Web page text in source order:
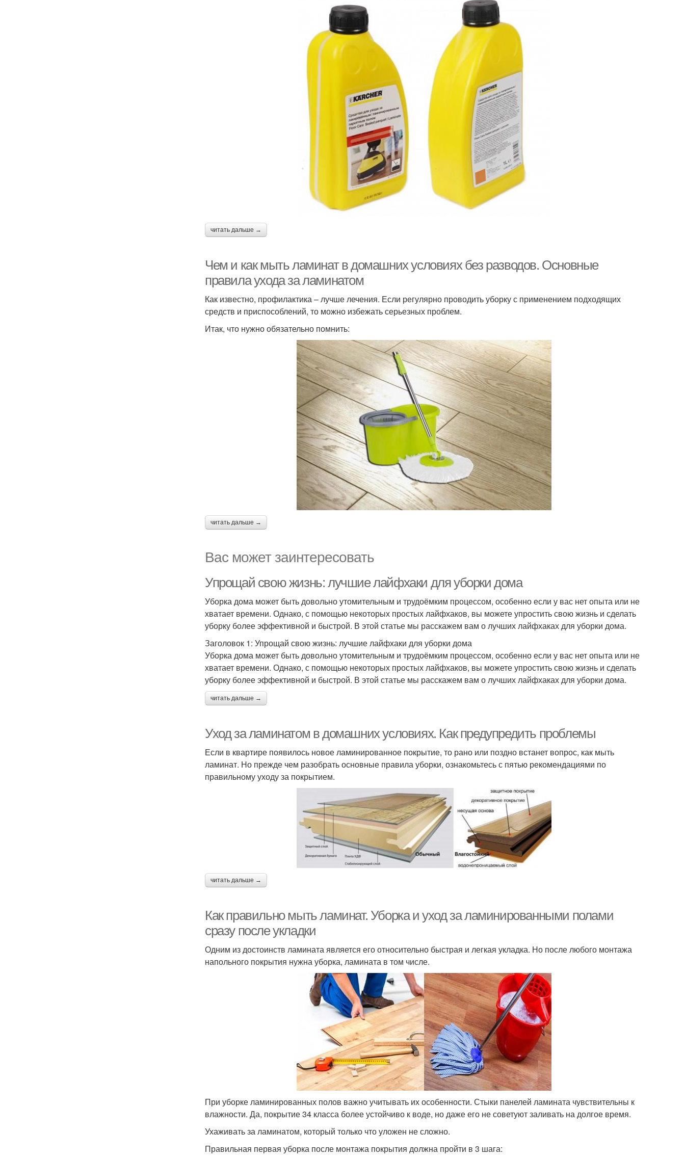
читать дальше →
Чем и как мыть ламинат в домашних условиях без разводов. Основные
правила ухода за ламинатом
Как известно, профилактика – лучше лечения. Если регулярно проводить уборку с применением подходящих
средств и приспособлений, то можно избежать серьезных проблем.
Итак, что нужно обязательно помнить:
читать дальше →
Вас может заинтересовать
Упрощай свою жизнь: лучшие лайфхаки для уборки дома
Уборка дома может быть довольно утомительным и трудоёмким процессом, особенно если у вас нет опыта или не
хватает времени. Однако, с помощью некоторых простых лайфхаков, вы можете упростить свою жизнь и сделать
уборку более эффективной и быстрой. В этой статье мы расскажем вам о лучших лайфхаках для уборки дома.
Заголовок 1: Упрощай свою жизнь: лучшие лайфхаки для уборки дома
Уборка дома может быть довольно утомительным и трудоёмким процессом, особенно если у вас нет опыта или не
хватает времени. Однако, с помощью некоторых простых лайфхаков, вы можете упростить свою жизнь и сделать
уборку более эффективной и быстрой. В этой статье мы расскажем вам о лучших лайфхаках для уборки дома.
читать дальше →
Уход за ламинатом в домашних условиях. Как предупредить проблемы
Если в квартире появилось новое ламинированное покрытие, то рано или поздно встанет вопрос, как мыть
ламинат. Но прежде чем разобрать основные правила уборки, ознакомьтесь с пятью рекомендациями по
правильному уходу за покрытием.
читать дальше →
Как правильно мыть ламинат. Уборка и уход за ламинированными полами
сразу после укладки
Одним из достоинств ламината является его относительно быстрая и легкая укладка. Но после любого монтажа
напольного покрытия нужна уборка, ламината в том числе.
При уборке ламинированных полов важно учитывать их особенности. Стыки панелей ламината чувствительны к
влажности. Да, покрытие 34 класса более устойчиво к воде, но даже его не советуют заливать на долгое время.
Ухаживать за ламинатом, который только что уложен не сложно.
Правильная первая уборка после монтажа покрытия должна пройти в 3 шага: